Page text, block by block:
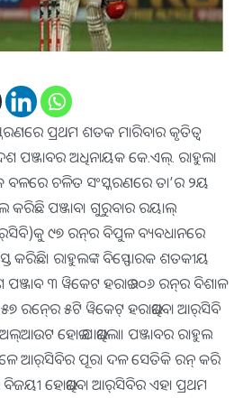
ପ୍ରଥମ ଶତକ ମାରିବାର କୃତିତ୍ୱ
ପଞ୍ଜାବର ଅଧିନାୟକ କେ.ଏଲ୍‍. ରାହୁଲ।
ବଳରେ ଚଳିତ ସଂସ୍କରଣରେ ତା’ର ୨ୟ
କରିଛି ପଞ୍ଜାବ। ଗୁରୁବାର ରୟାଲ୍‍
୯୭ ରନ୍‍ର ବିପୁଳ ବ୍ୟବଧାନରେ
କରିଛି। ରାହୁଲଙ୍କ ବିସ୍ଫୋରକ ଶତକୀୟ
୩ ୱିକେଟ ହରାଇ ୨୦୬ ରନ୍‍ର ବିଶାଳ
ରନ୍‍ରେ ୫ଟି ୱିକେଟ୍‍ ହରାଇଥିବା ଆର୍‍ସିବି
ହୋଇ ଯାଇଥିଲା। ପଞ୍ଜାବର ରାହୁଲ
ଆର୍‍ସିବିର ପୂରା ଦଳ ସେତିକି ରନ୍‍ କରି
ବିଜୟୀ ହୋଇଥିବା ଆର୍‍ସିବିର ଏହା ପ୍ରଥମ